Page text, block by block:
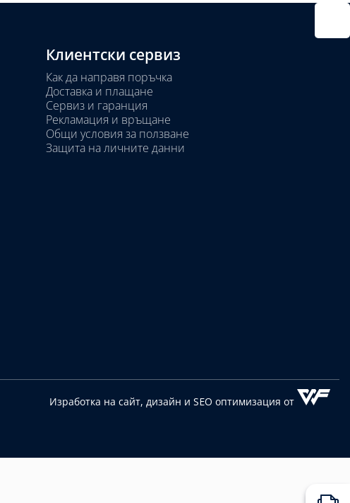
Клиентски сервиз
Как да направя поръчка
Доставка и плащане
Сервиз и гаранция
Рекламация и връщане
Общи условия за ползване
Защита на личните данни
Изработка на сайт, дизайн и SEO оптимизация от